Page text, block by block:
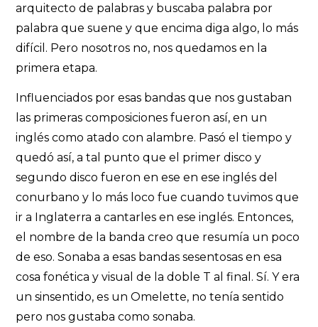
arquitecto de palabras y buscaba palabra por
palabra que suene y que encima diga algo, lo más
difícil. Pero nosotros no, nos quedamos en la
primera etapa.
Influenciados por esas bandas que nos gustaban
las primeras composiciones fueron así, en un
inglés como atado con alambre. Pasó el tiempo y
quedó así, a tal punto que el primer disco y
segundo disco fueron en ese en ese inglés del
conurbano y lo más loco fue cuando tuvimos que
ir a Inglaterra a cantarles en ese inglés. Entonces,
el nombre de la banda creo que resumía un poco
de eso. Sonaba a esas bandas sesentosas en esa
cosa fonética y visual de la doble T al final. Sí. Y era
un sinsentido, es un Omelette, no tenía sentido
pero nos gustaba como sonaba.